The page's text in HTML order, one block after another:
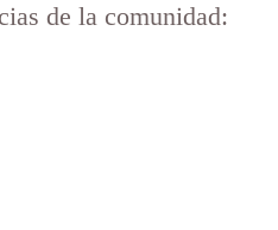
de la comunidad: